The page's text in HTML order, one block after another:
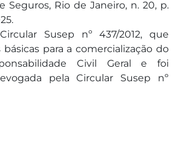
Seguros, Rio de Janeiro, n. 20, p.
Susep nº 437/2012, que
para a comercialização do
Civil Geral e foi
pela Circular Susep nº